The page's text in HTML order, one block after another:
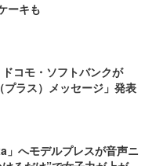
ーキも
コモ・ソフトバンクが
ラス）メッセージ」発表
へモデルプレスが音声ニ